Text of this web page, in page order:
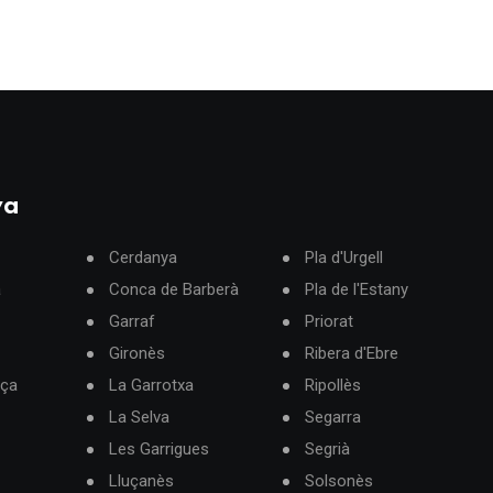
Cerdanya
Conca de Barberà
Garraf
Gironès
La Garrotxa
La Selva
Les Garrigues
Lluçanès
Pla d'Urgell
Pla de l'Estany
Priorat
Ribera d'Ebre
Ripollès
Segarra
Segrià
Solsonès